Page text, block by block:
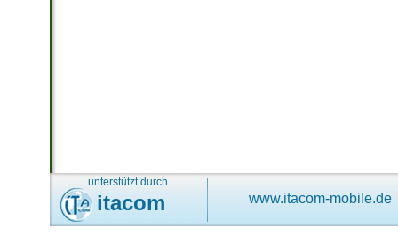
unterstützt durch
itacom www.itacom-mobile.de